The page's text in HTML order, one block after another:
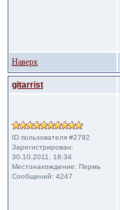
Наверх
gitarrist
ID пользователя #2792
Зарегистрирован:
30.10.2011, 18:34
Местонахождение: Пермь
Сообщений: 4247